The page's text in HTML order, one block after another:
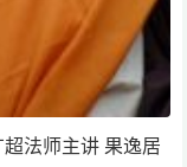
法师主讲 果逸居